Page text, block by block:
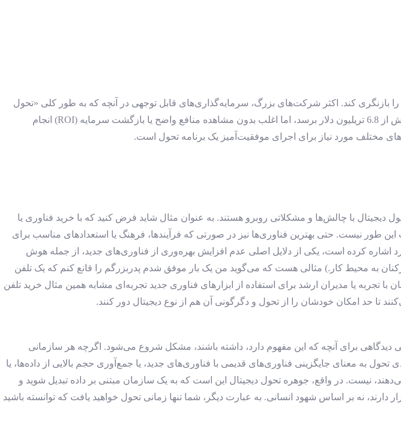
بازنگری کند. اکثر شرکت‌های بزرگ، سرمایه‌گذاری‌های قابل توجهی در آنچه که به طور کلی «تحول
دیجیتال» نامیده می‌شود، انجام داده‌اند. در حالی که پیش‌بینی می‌شد این سرمایه‌گذاری‌ها تا سال 2023 به بیش از 6.8 تریلیون دلار برسد، اما اغلب بدون مشاهده منافع واضح یا بازگشت سرمایه (ROI) انجام
مختلف مورد نیاز برای اجرای موفقیت‌آمیز یک برنامه تحول است.
با چالش‌ها و مشکلاتی روبرو هستند. به عنوان مثال شاید فرض کنید که با خرید فناوری یا
طور نیست. حتی بهترین فناوری‌ها نیز در صورتی که فرآیندها، فرهنگ یا استعدادهای مناسب برای
اشاره کرده است، یکی از دلایل اصلی عدم افزایش بهره‌وری از فناوری‌های جدید، از جمله هوش
به محیط کار.) مثالی هست که می‌گوید من یک بار موفق شدم پدربزرگم را قانع کنم که یک تلفن
تجربه یا مدیران ارشد برای استفاده از ابزارهای فناوری جدید تجربه‌ای مشابه همین مثال خرید تلفن
تا حد امکان خودشان را از تحول و دگرگونی آن‌ هم از نوع دیجیتال دور کنند.
دیدگاهی برای آنچه که این مفهوم دارد، داشته باشند، مشکل شروع می‌شود. اگرچه هر سازمانی
به معنای جایگزینی فناوری‌های قدیمی با فناوری‌های جدید، یا جمع‌آوری حجم بالایی از داده‌ها، یا
نیست. در واقع، جوهره تحول دیجیتال این است که به یک سازمان مبتنی بر داده تبدیل شوید و
نه بر اساس شهود انسانی. به عبارت دیگر، شما تنها زمانی تحول خواهید یافت که توانسته باشید